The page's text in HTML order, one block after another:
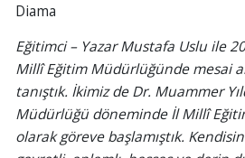
Diama
Eğitimci – Yazar Mustafa Uslu ile
Millî Eğitim Müdürlüğünde mesai
tanıştık. İkimiz de Dr. Muammer
Müdürlüğü döneminde İl Millî
olarak göreve başlamıştık.